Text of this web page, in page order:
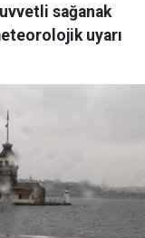
sağanak
uyarı